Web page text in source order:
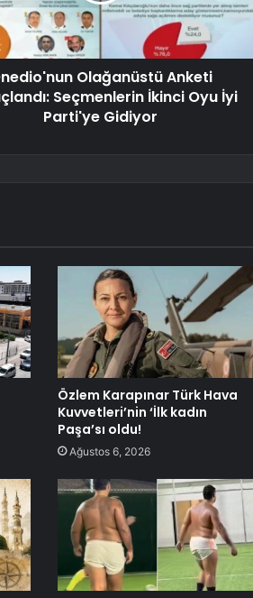
Olağanüstü Anketi
Seçmenlerin İkinci Oyu İyi
Parti'ye Gidiyor
Özlem Karapınar Türk Hava
Kuvvetleri’nin ‘İlk kadın
Paşa’sı oldu!
Ağustos 6, 2026